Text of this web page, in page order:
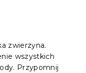
zwierzyna.
wszystkich
Przypomnij